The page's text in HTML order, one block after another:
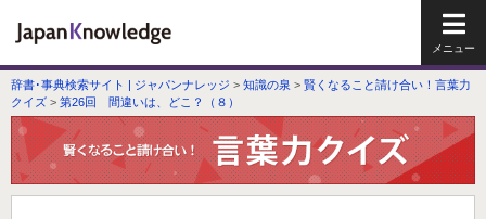
辞書･事典検索サイト | ジャパンナレッジ > 知識の泉 > 賢くなること請け合い！言葉力
クイズ > 第26回 間違いは、どこ？（８）